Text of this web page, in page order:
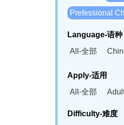
Prefessional
Language-语种
All-全部
Bahasa
Swahili(SW)-
Apply-适用
All-全部
Difficulty-难度